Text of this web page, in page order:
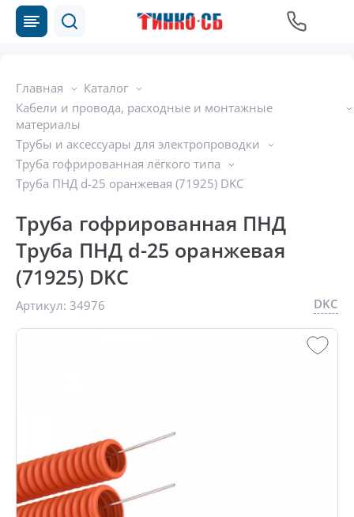
Главная
Каталог
Кабели и провода, расходные и монтажные
материалы
Трубы и аксессуары для электропроводки
Труба гофрированная лёгкого типа
Труба ПНД d-25 оранжевая (71925) DKC
Труба гофрированная ПНД
Труба ПНД d-25 оранжевая
(71925) DKC
Артикул: 34976 DKC